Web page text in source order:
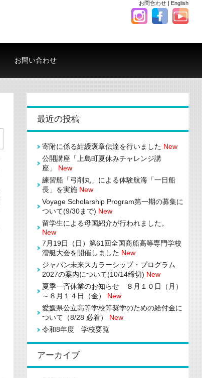
お問合わせ | English
お問い合わせ
最近の投稿
寄附に係る紺綬褒章伝達を行いました New
公開講座「上島町夏休みチャレンジ講
座」
New
練習船「弓削丸」による体験航海「一日船
長」を実施 New
Voyage Scholarship Program第一期の募集に
ついて(9/30まで) New
留学生による母国紹介が行われました。
New
7月19日（日）第61回全国商船高等専門学校
漕艇大会を開催しました New
ジャパン未来スカラーシップ・プログラム
2027の案内について(10/14締切) New
夏季一斉休業のお知らせ ８月１０日（月）
～８月１４日（金） New
愛媛県公立高等学校等奨学のための給付金に
ついて（8/28 必着） New
令和8年度 学校要覧
アーカイブ